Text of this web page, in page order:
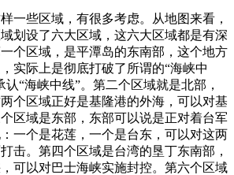
些区域，有很多考虑。从地图来看，
划设了六大区域，这六大区域都是有深
个区域，是平潭岛的东南部，这个地方
实际上是彻底打破了所谓的“海峡中
“海峡中线”。第二个区域就是北部，
个区域正好是基隆港的外海，可以对基
区域是东部，东部可以说是正对着台军
一个是花莲，一个是台东，可以对这两
击。第四个区域是台湾的垦丁东南部，
可以对巴士海峡实施封控。第六个区域